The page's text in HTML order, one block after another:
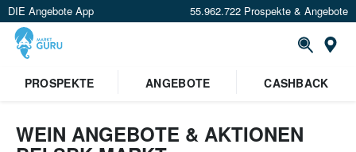
DIE Angebote App 55.962.722 Prospekte & Angebote
PROSPEKTE
ANGEBOTE CASHBACK
WEIN ANGEBOTE & AKTIONEN